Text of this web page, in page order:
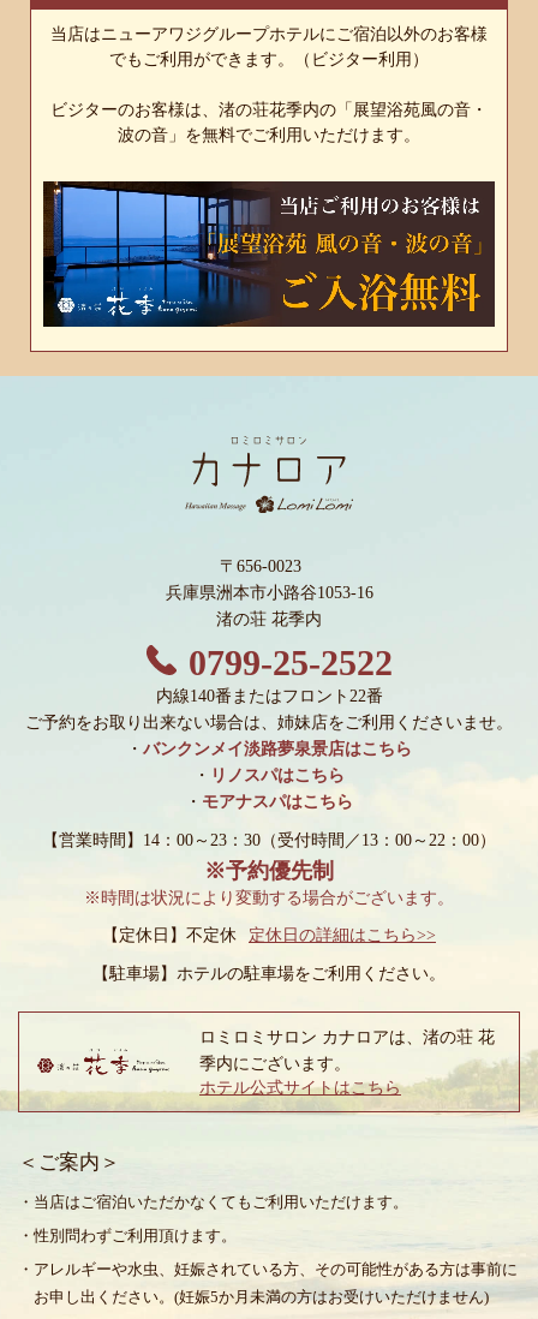
当店はニューアワジグループホテルにご宿泊以外のお客様
でもご利用ができます。（ビジター利用）
ビジターのお客様は、渚の荘花季内の「展望浴苑風の音・
波の音」を無料でご利用いただけます。
〒656-0023
兵庫県洲本市小路谷1053-16
渚の荘 花季内
0799-25-2522
内線140番またはフロント22番
ご予約をお取り出来ない場合は、姉妹店をご利用くださいませ。
・ バンクンメイ淡路夢泉景店はこちら
・ リノスパはこちら
・ モアナスパはこちら
【営業時間】14：00～23：30 （受付時間／13：00～22：00）
※予約優先制
※時間は状況により変動する場合がございます。
【定休日】不定休 定休日の詳細はこちら>>
【駐車場】 ホテルの駐車場をご利用ください。
ロミロミサロン カナロアは、渚の荘 花
季内にございます。
ホテル公式サイトはこちら
＜ご案内＞
・当店はご宿泊いただかなくてもご利用いただけます。
・性別問わずご利用頂けます。
・アレルギーや水虫、妊娠されている方、その可能性がある方は事前に
お申し出ください。(妊娠5か月未満の方はお受けいただけません)